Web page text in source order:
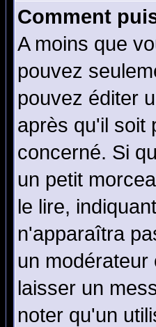
Comment
A moins que
pouvez
pouvez éditer
après qu'il soit
concerné. Si
un petit
le lire,
n'apparaîtra
un modérateur
laisser un
noter qu'un